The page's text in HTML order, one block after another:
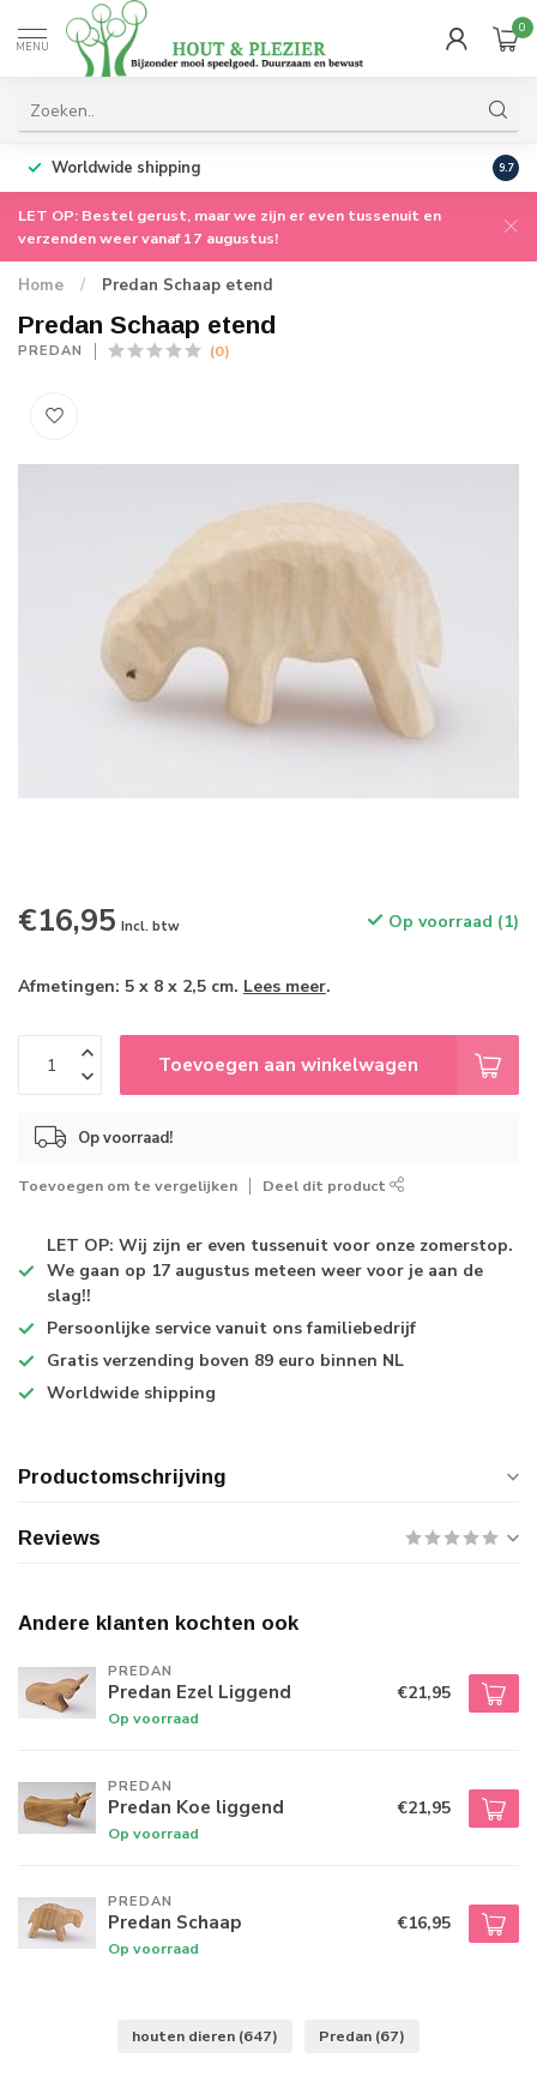
MENU
0
Worldwide shipping 9.7
LET OP: Bestel gerust, maar we zijn er even tussenuit en
verzenden weer vanaf 17 augustus!
Home / Predan Schaap etend
Predan Schaap etend
PREDAN (0)
€16,95 Incl. btw Op voorraad (1)
Afmetingen: 5 x 8 x 2,5 cm. Lees meer.
Toevoegen aan winkelwagen
Op voorraad!
Toevoegen om te vergelijken Deel dit product
LET OP: Wij zijn er even tussenuit voor onze zomerstop.
We gaan op 17 augustus meteen weer voor je aan de
slag!!
Persoonlijke service vanuit ons familiebedrijf
Gratis verzending boven 89 euro binnen NL
Worldwide shipping
Productomschrijving
Reviews
Andere klanten kochten ook
PREDAN
Predan Ezel Liggend
Op voorraad
€21,95
PREDAN
Predan Koe liggend
Op voorraad
€21,95
PREDAN
Predan Schaap
Op voorraad
€16,95
houten dieren (647) Predan (67)